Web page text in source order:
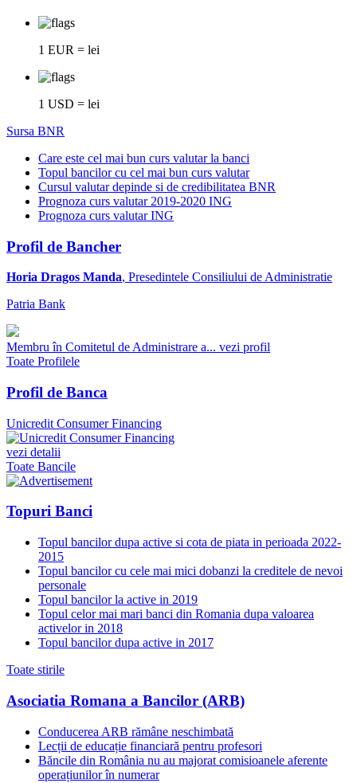
1 EUR = lei
1 USD = lei
Sursa BNR
Care este cel mai bun curs valutar la banci
Topul bancilor cu cel mai bun curs valutar
Cursul valutar depinde si de credibilitatea BNR
Prognoza curs valutar 2019-2020 ING
Prognoza curs valutar ING
Profil de Bancher
Horia Dragos Manda, Presedintele Consiliului de Administratie
Patria Bank
Membru în Comitetul de Administrare a... vezi profil
Toate Profilele
Profil de Banca
Unicredit Consumer Financing
vezi detalii
Toate Bancile
Topuri Banci
Topul bancilor dupa active si cota de piata in perioada 2022-
2015
Topul bancilor cu cele mai mici dobanzi la creditele de nevoi
personale
Topul bancilor la active in 2019
Topul celor mai mari banci din Romania dupa valoarea
activelor in 2018
Topul bancilor dupa active in 2017
Toate stirile
Asociatia Romana a Bancilor (ARB)
Conducerea ARB rămâne neschimbată
Lecții de educație financiară pentru profesori
Băncile din România nu au majorat comisioanele aferente
operațiunilor în numerar